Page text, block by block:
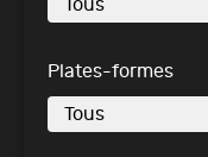
Plates-formes